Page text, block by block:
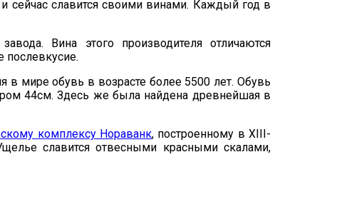
славится своими винами. Каждый год в
Вина этого производителя отличаются
послевкусие.
в мире обувь в возрасте более 5500 лет. Обувь
44см. Здесь же была найдена древнейшая в
комплексу Нораванк, построенному в XIII-
славится отвесными красными скалами,